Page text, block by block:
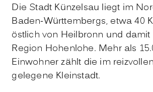
Die Stadt Künzelsau liegt im
Baden-Württembergs, etwa 40
östlich von Heilbronn und
Region Hohenlohe. Mehr als
Einwohner zählt die im
gelegene Kleinstadt.